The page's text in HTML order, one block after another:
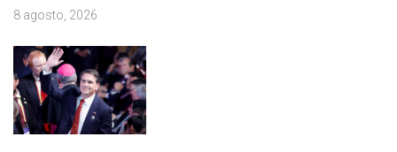
8 agosto, 2026